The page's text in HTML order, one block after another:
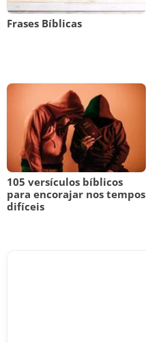
Frases Bíblicas
105 versículos bíblicos
para encorajar nos tempos
difíceis